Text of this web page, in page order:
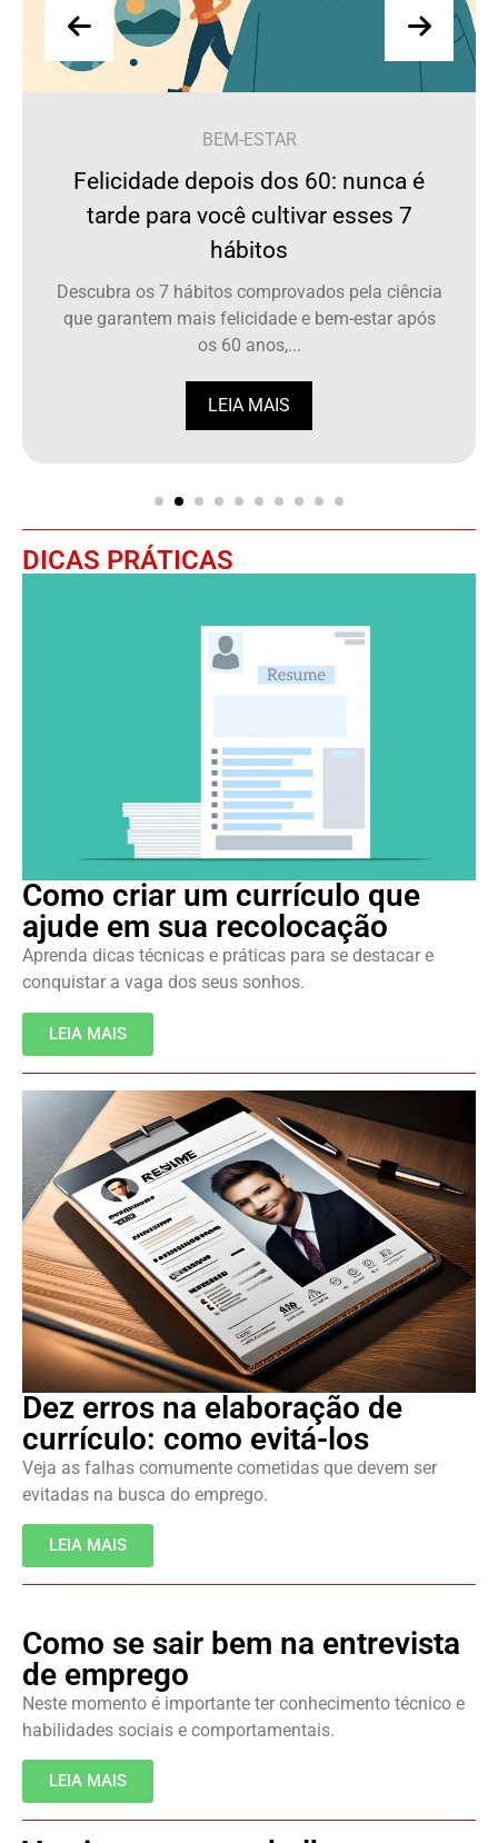
BEM-ESTAR
Felicidade depois dos 60: nunca é
tarde para você cultivar esses 7
hábitos
Descubra os 7 hábitos comprovados pela ciência
que garantem mais felicidade e bem-estar após
os 60 anos,...
LEIA MAIS
DICAS PRÁTICAS
Como criar um currículo que
ajude em sua recolocação
Aprenda dicas técnicas e práticas para se destacar e
conquistar a vaga dos seus sonhos.
LEIA MAIS
Dez erros na elaboração de
currículo: como evitá-los
Veja as falhas comumente cometidas que devem ser
evitadas na busca do emprego.
LEIA MAIS
Como se sair bem na entrevista
de emprego
Neste momento é importante ter conhecimento técnico e
habilidades sociais e comportamentais.
LEIA MAIS